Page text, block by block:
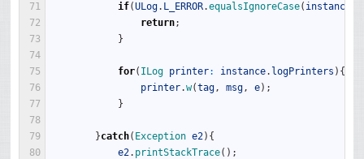
71
72
73
74
75
76
77
78
79
80
if(ULog. L_ERROR.equalsIgnoreCase( instance
return;
}
for( ILog printer: instance. logPrinters ) {
printer.w(tag, msg, e) ;
}
}catch( Exception e2) {
e2. printStackTrace( ) ;